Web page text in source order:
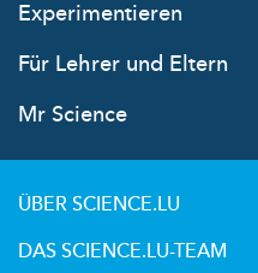
Experimentieren
Für Lehrer und Eltern
Mr Science
ÜBER SCIENCE.LU
DAS SCIENCE.LU-TEAM